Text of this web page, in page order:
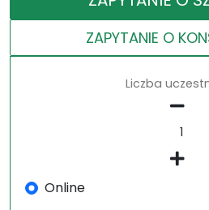
ZAPYTANIE O
Liczba
Online